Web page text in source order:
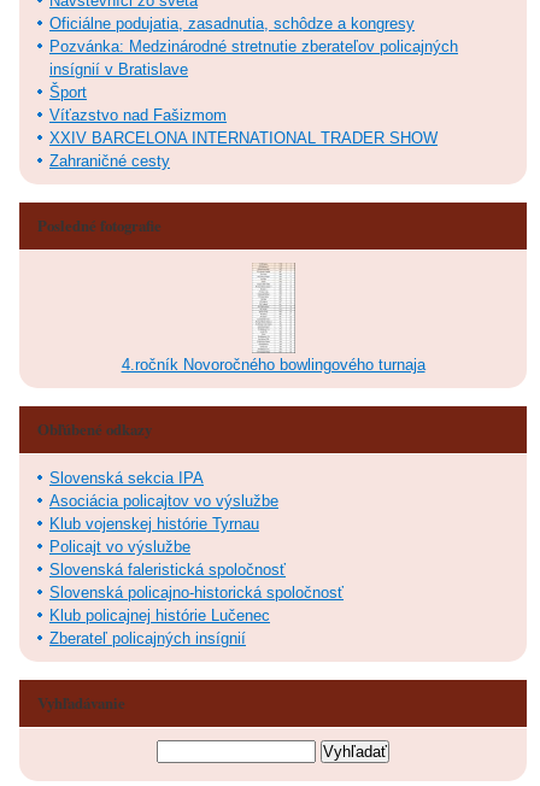
Oficiálne podujatia, zasadnutia, schôdze a kongresy
Pozvánka: Medzinárodné stretnutie zberateľov policajných
insígnií v Bratislave
Šport
Víťazstvo nad Fašizmom
XXIV BARCELONA INTERNATIONAL TRADER SHOW
Zahraničné cesty
Posledné fotografie
4.ročník Novoročného bowlingového turnaja
Obľúbené odkazy
Slovenská sekcia IPA
Asociácia policajtov vo výslužbe
Klub vojenskej histórie Tyrnau
Policajt vo výslužbe
Slovenská faleristická spoločnosť
Slovenská policajno-historická spoločnosť
Klub policajnej histórie Lučenec
Zberateľ policajných insígnií
Vyhľadávanie